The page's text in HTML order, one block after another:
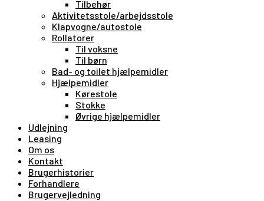
Tilbehør
Aktivitetsstole/arbejdsstole
Klapvogne/autostole
Rollatorer
Til voksne
Til børn
Bad- og toilet hjælpemidler
Hjælpemidler
Kørestole
Stokke
Øvrige hjælpemidler
Udlejning
Leasing
Om os
Kontakt
Brugerhistorier
Forhandlere
Brugervejledning